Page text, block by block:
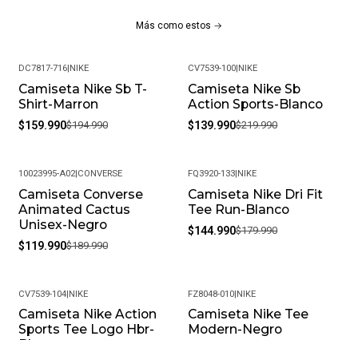
Más como estos
-18%
DC7817-716|NIKE
Camiseta Nike Sb T-
Shirt-Marron
$159.990$194.990
-36%
CV7539-100|NIKE
Camiseta Nike Sb
Action Sports-Blanco
$139.990$219.990
-37%
10023995-A02|CONVERSE
Camiseta Converse
Animated Cactus
Unisex-Negro
$119.990$189.990
-19%
FQ3920-133|NIKE
Camiseta Nike Dri Fit
Tee Run-Blanco
$144.990$179.990
-18%
CV7539-104|NIKE
Camiseta Nike Action
Sports Tee Logo Hbr-
-20%
FZ8048-010|NIKE
Camiseta Nike Tee
Modern-Negro